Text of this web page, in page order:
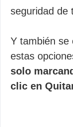
seguridad de
Y también se
estas
solo
clic en